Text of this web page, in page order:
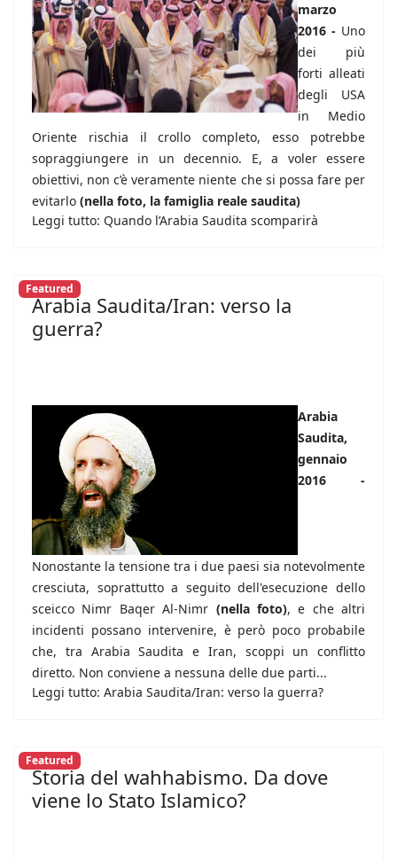
marzo
2016 - Uno
dei più
forti alleati
degli USA
in Medio
Oriente rischia il crollo completo, esso potrebbe
sopraggiungere in un decennio. E, a voler essere
obiettivi, non c’è veramente niente che si possa fare per
evitarlo (nella foto, la famiglia reale saudita)
Leggi tutto: Quando l’Arabia Saudita scomparirà
Featured
Arabia Saudita/Iran: verso la
guerra?
Arabia
Saudita,
gennaio
2016 -
Nonostante la tensione tra i due paesi sia notevolmente
cresciuta, soprattutto a seguito dell'esecuzione dello
sceicco Nimr Baqer Al-Nimr (nella foto), e che altri
incidenti possano intervenire, è però poco probabile
che, tra Arabia Saudita e Iran, scoppi un conflitto
diretto. Non conviene a nessuna delle due parti...
Leggi tutto: Arabia Saudita/Iran: verso la guerra?
Featured
Storia del wahhabismo. Da dove
viene lo Stato Islamico?